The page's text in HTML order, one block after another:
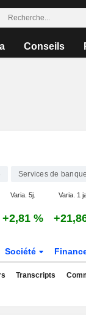
Conseils
Services de
Varia. 5j. Varia. 1
+2,81 %
Société
Transcripts